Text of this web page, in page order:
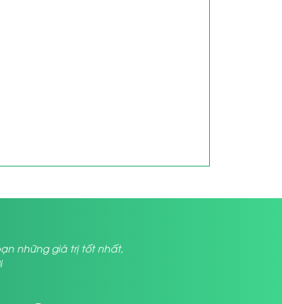
những giá trị tốt nhất,